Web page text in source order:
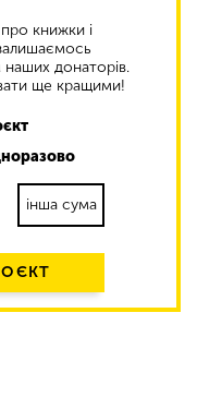
книжки і
донаторів.
ще кращими!
інша сума